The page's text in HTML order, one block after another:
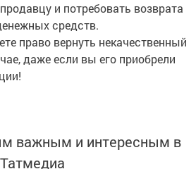
и потребовать возврата
средств.
право вернуть некачественный
даже если вы его приобрели
важным и интересным в
Татмедиа